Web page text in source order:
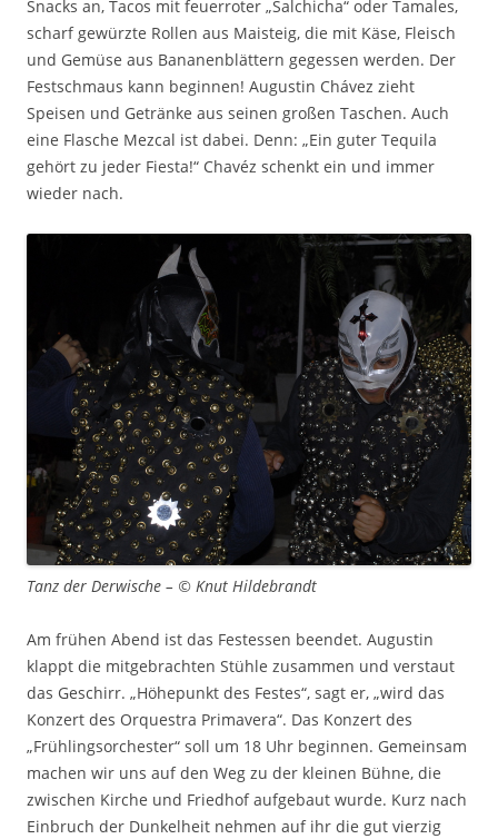
Snacks an, Tacos mit feuerroter „Salchicha“ oder Tamales,
scharf gewürzte Rollen aus Maisteig, die mit Käse, Fleisch
und Gemüse aus Bananenblättern gegessen werden. Der
Festschmaus kann beginnen! Augustin Chávez zieht
Speisen und Getränke aus seinen großen Taschen. Auch
eine Flasche Mezcal ist dabei. Denn: „Ein guter Tequila
gehört zu jeder Fiesta!“ Chavéz schenkt ein und immer
wieder nach.
Tanz der Derwische – © Knut Hildebrandt
Am frühen Abend ist das Festessen beendet. Augustin
klappt die mitgebrachten Stühle zusammen und verstaut
das Geschirr. „Höhepunkt des Festes“, sagt er, „wird das
Konzert des Orquestra Primavera“. Das Konzert des
„Frühlingsorchester“ soll um 18 Uhr beginnen. Gemeinsam
machen wir uns auf den Weg zu der kleinen Bühne, die
zwischen Kirche und Friedhof aufgebaut wurde. Kurz nach
Einbruch der Dunkelheit nehmen auf ihr die gut vierzig